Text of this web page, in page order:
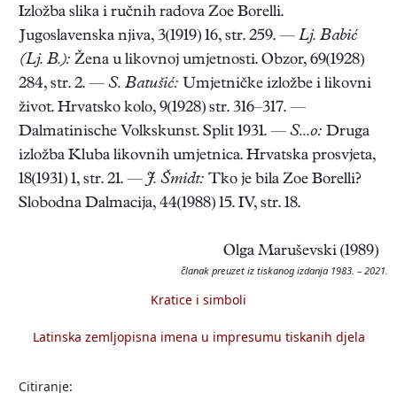
Izložba slika i ručnih radova Zoe Borelli.
Jugoslavenska njiva, 3(1919) 16, str. 259. — Lj. Babić
(Lj. B.): Žena u likovnoj umjetnosti. Obzor, 69(1928)
284, str. 2. — S. Batušić: Umjetničke izložbe i likovni
život. Hrvatsko kolo, 9(1928) str. 316–317. —
Dalmatinische Volkskunst. Split 1931. — S...o: Druga
izložba Kluba likovnih umjetnica. Hrvatska prosvjeta,
18(1931) 1, str. 21. — J. Šmidt: Tko je bila Zoe Borelli?
Slobodna Dalmacija, 44(1988) 15. IV, str. 18.
Olga Maruševski (1989)
članak preuzet iz tiskanog izdanja 1983. – 2021.
Kratice i simboli
Latinska zemljopisna imena u impresumu tiskanih djela
Citiranje: